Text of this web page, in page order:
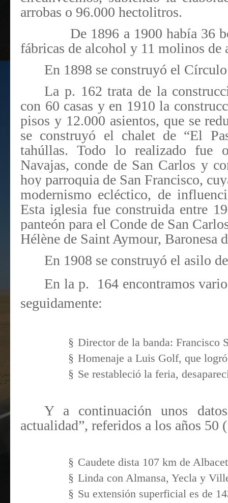
arrobas o 96.000 hectolitros.
De 1896 a 1900 había 36
fábricas de alcohol y 11 molinos de
En 1898 se construyó el
La p. 162 trata de la
con 60 casas y en 1910 la
pisos y 12.000 asientos, que se
se construyó el chalet de “El
tahúllas. Todo lo realizado fue
Navajas, conde de San Carlos y
hoy parroquia de San Francisco,
modernismo ecléctico, de
Esta iglesia fue construida entre
panteón para el Conde de San
Hélène de Saint Aymour, Baronesa
En 1908 se construyó el asilo
En la p.
164 encontramos
seguidamente:
§ Director de la banda: Francisco
§ Homenaje a Luis Golf, que
§ Se restableció la feria,
Y a continuación unos
actualidad”, referidos a los años
§ Caudete dista 107 km de
§ Linda con Almansa, Yecla y
§ Su extensión superficial es de